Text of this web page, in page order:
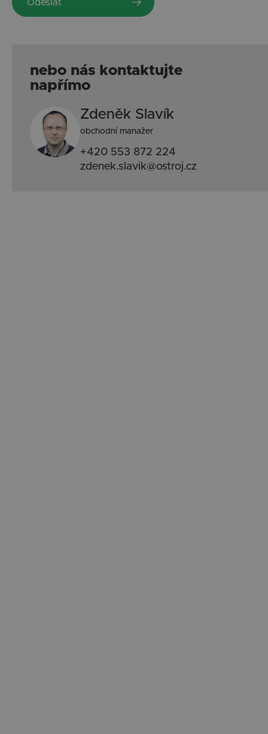
nebo nás kontaktujte
napřímo
Zdeněk Slavík
obchodní manažer
+420 553 872 224
zdenek.slavik@ostroj.cz